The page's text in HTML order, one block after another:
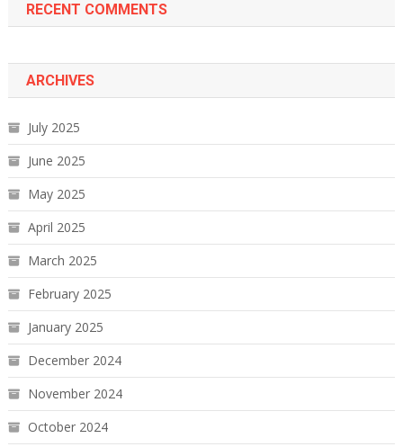
RECENT COMMENTS
ARCHIVES
July 2025
June 2025
May 2025
April 2025
March 2025
February 2025
January 2025
December 2024
November 2024
October 2024